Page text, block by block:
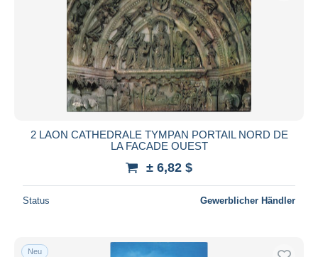
2 LAON CATHEDRALE TYMPAN PORTAIL NORD DE
LA FACADE OUEST
± 6,82 $
Status Gewerblicher Händler
Neu